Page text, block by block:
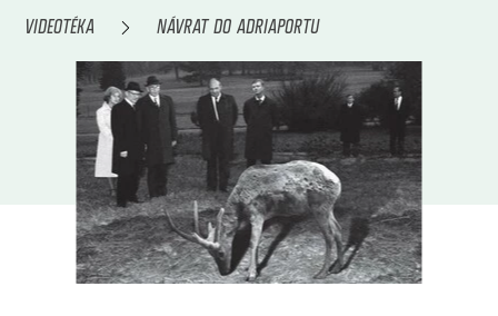
VIDEOTÉKA NÁVRAT DO ADRIAPORTU